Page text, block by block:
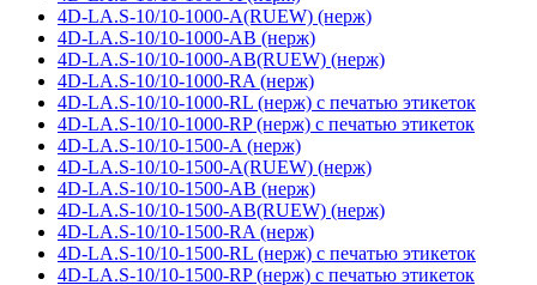
4D-LA.S-10/10-1000-A(RUEW) (нерж)
4D-LA.S-10/10-1000-AB (нерж)
4D-LA.S-10/10-1000-AB(RUEW) (нерж)
4D-LA.S-10/10-1000-RA (нерж)
4D-LA.S-10/10-1000-RL (нерж) с печатью этикеток
4D-LA.S-10/10-1000-RP (нерж) с печатью этикеток
4D-LA.S-10/10-1500-A (нерж)
4D-LA.S-10/10-1500-A(RUEW) (нерж)
4D-LA.S-10/10-1500-AB (нерж)
4D-LA.S-10/10-1500-AB(RUEW) (нерж)
4D-LA.S-10/10-1500-RA (нерж)
4D-LA.S-10/10-1500-RL (нерж) с печатью этикеток
4D-LA.S-10/10-1500-RP (нерж) с печатью этикеток